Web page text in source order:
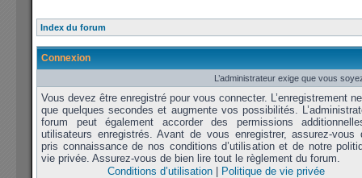
Index du forum
Connexion
L’administrateur exige que vous
Vous devez être enregistré pour vous connecter. L’enregistrement
que quelques secondes et augmente vos possibilités.
forum peut également accorder des permissions
utilisateurs enregistrés. Avant de vous enregistrer, assurez-vous
pris connaissance de nos conditions d’utilisation et de notre
vie privée. Assurez-vous de bien lire tout le règlement du forum.
Conditions d’utilisation
Politique de vie privée